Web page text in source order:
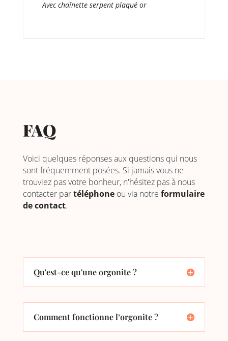
Avec chaînette serpent plaqué or
FAQ
Voici quelques réponses aux questions qui nous
sont fréquemment posées. Si jamais vous ne
trouviez pas votre bonheur, n'hésitez pas à nous
contacter partéléphoneou via notre formulaire
de contact.
Qu'est-ce qu'une orgonite ?
Comment fonctionne l’orgonite ?